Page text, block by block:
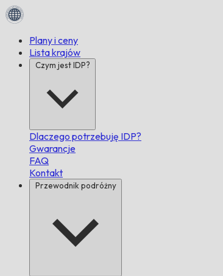
Plany i ceny
Lista krajów
Czym jest IDP?
Dlaczego potrzebuję IDP?
Gwarancje
FAQ
Kontakt
Przewodnik podróżny